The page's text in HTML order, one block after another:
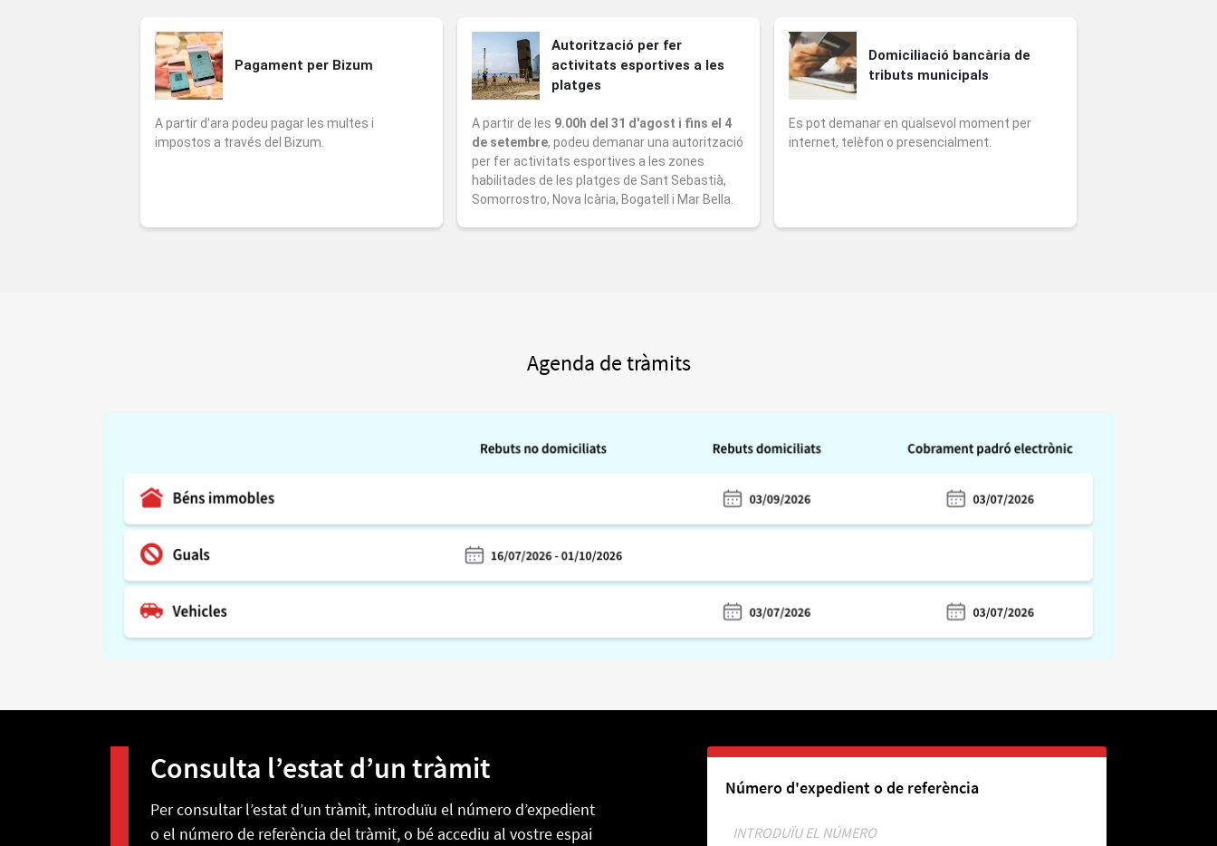
Pagament per Bizum
A partir d'ara podeu pagar les multes i
impostos a través del Bizum.
Autorització per fer
activitats esportives a les
platges
A partir de les 9.00h del 31 d'agost i fins el 4
de setembre, podeu demanar una autorització
per fer activitats esportives a les zones
habilitades de les platges de Sant Sebastià,
Somorrostro, Nova Icària, Bogatell i Mar Bella.
Domiciliació bancària de
tributs municipals
Es pot demanar en qualsevol moment per
internet, telèfon o presencialment.
Agenda de tràmits
Consulta l’estat d’un tràmit
Per consultar l’estat d’un tràmit, introduïu el número d’expedient
o el número de referència del tràmit, o bé accediu al vostre espai
Número d'expedient o de referència